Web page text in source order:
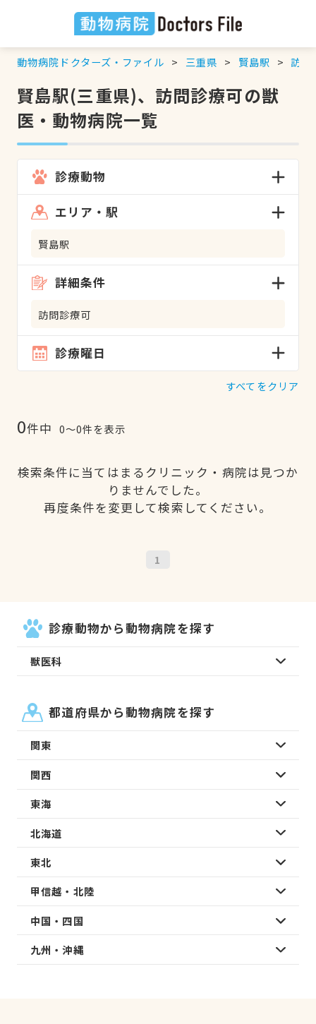
動物病院ドクターズ・ファイル 三重県 賢島駅 訪問
賢島駅(三重県)、訪問診療可の獣
医・動物病院一覧
診療動物
エリア・駅
賢島駅
詳細条件
訪問診療可
診療曜日
すべてをクリア
0件中 0〜0件を表示
検索条件に当てはまるクリニック・病院は見つか
りませんでした。
再度条件を変更して検索してください。
1
診療動物から動物病院を探す
獣医科
都道府県から動物病院を探す
関東
関西
東海
北海道
東北
甲信越・北陸
中国・四国
九州・沖縄